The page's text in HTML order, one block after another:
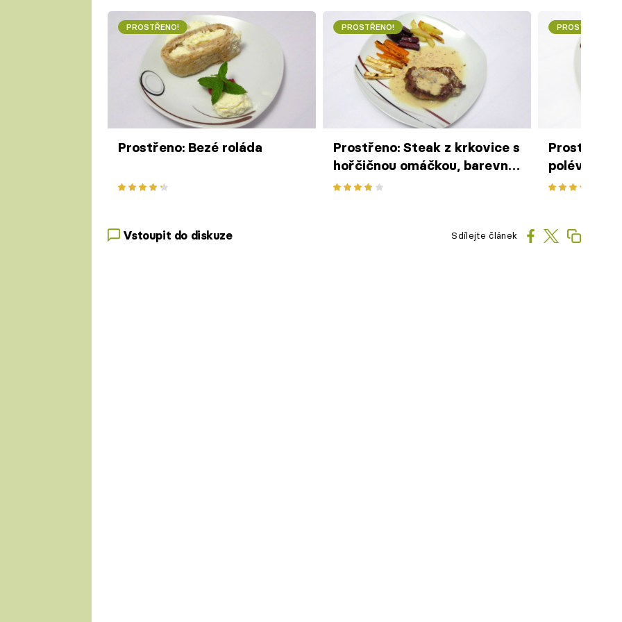
PROSTŘENO!
Prostřeno: Bezé roláda
PROSTŘENO!
Prostřeno: Steak z krkovice s
hořčičnou omáčkou, barevné
hranolky
PROSTŘENO!
Prostřeno:
polévka
Vstoupit do diskuze Sdílejte článek